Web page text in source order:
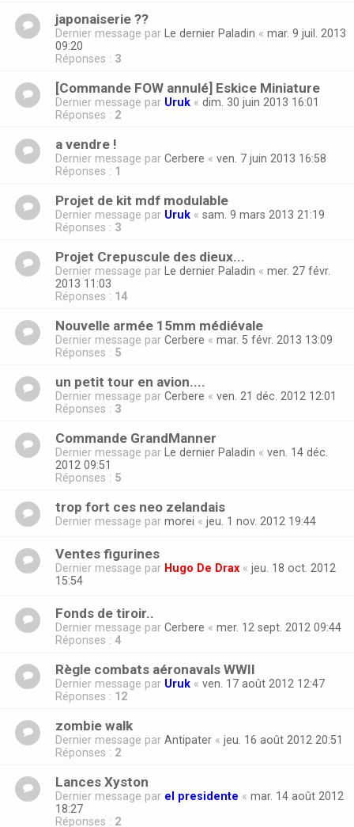
japonaiserie ??
Dernier message par Le dernier Paladin « mar. 9 juil. 2013
09:20
Réponses : 3
[Commande FOW annulé] Eskice Miniature
Dernier message par Uruk « dim. 30 juin 2013 16:01
Réponses : 2
a vendre !
Dernier message par Cerbere « ven. 7 juin 2013 16:58
Réponses : 1
Projet de kit mdf modulable
Dernier message par Uruk « sam. 9 mars 2013 21:19
Réponses : 3
Projet Crepuscule des dieux...
Dernier message par Le dernier Paladin « mer. 27 févr.
2013 11:03
Réponses : 14
Nouvelle armée 15mm médiévale
Dernier message par Cerbere « mar. 5 févr. 2013 13:09
Réponses : 5
un petit tour en avion....
Dernier message par Cerbere « ven. 21 déc. 2012 12:01
Réponses : 3
Commande GrandManner
Dernier message par Le dernier Paladin « ven. 14 déc.
2012 09:51
Réponses : 5
trop fort ces neo zelandais
Dernier message par morei « jeu. 1 nov. 2012 19:44
Ventes figurines
Dernier message par Hugo De Drax « jeu. 18 oct. 2012
15:54
Fonds de tiroir..
Dernier message par Cerbere « mer. 12 sept. 2012 09:44
Réponses : 4
Règle combats aéronavals WWII
Dernier message par Uruk « ven. 17 août 2012 12:47
Réponses : 12
zombie walk
Dernier message par Antipater « jeu. 16 août 2012 20:51
Réponses : 2
Lances Xyston
Dernier message par el presidente « mar. 14 août 2012
18:27
Réponses : 2